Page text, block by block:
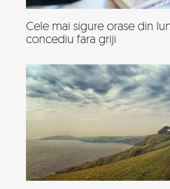
Cele mai sigure orase din
concediu fara griji